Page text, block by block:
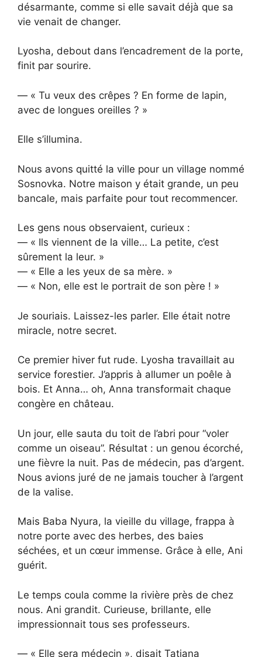
désarmante, comme si elle savait déjà que sa
vie venait de changer.
Lyosha, debout dans l’encadrement de la porte,
finit par sourire.
— « Tu veux des crêpes ? En forme de lapin,
avec de longues oreilles ? »
Elle s’illumina.
Nous avons quitté la ville pour un village nommé
Sosnovka. Notre maison y était grande, un peu
bancale, mais parfaite pour tout recommencer.
Les gens nous observaient, curieux :
— « Ils viennent de la ville… La petite, c’est
sûrement la leur. »
— « Elle a les yeux de sa mère. »
— « Non, elle est le portrait de son père ! »
Je souriais. Laissez-les parler. Elle était notre
miracle, notre secret.
Ce premier hiver fut rude. Lyosha travaillait au
service forestier. J’appris à allumer un poêle à
bois. Et Anna… oh, Anna transformait chaque
congère en château.
Un jour, elle sauta du toit de l’abri pour “voler
comme un oiseau”. Résultat : un genou écorché,
une fièvre la nuit. Pas de médecin, pas d’argent.
Nous avions juré de ne jamais toucher à l’argent
de la valise.
Mais Baba Nyura, la vieille du village, frappa à
notre porte avec des herbes, des baies
séchées, et un cœur immense. Grâce à elle, Ani
guérit.
Le temps coula comme la rivière près de chez
nous. Ani grandit. Curieuse, brillante, elle
impressionnait tous ses professeurs.
— « Elle sera médecin », disait Tatiana